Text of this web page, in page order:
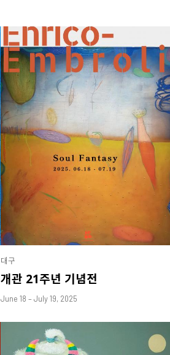
대구
개관 21주년 기념전
June 18 – July 19, 2025